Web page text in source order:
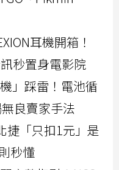
耳機開箱！
秒置身電影院
」踩雷！電池循
良賣家手法
捷「只扣1元」是
秒懂